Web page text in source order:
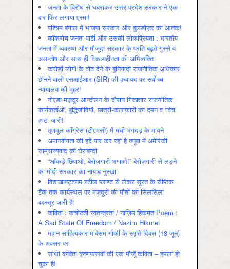
जनता के विरोध से घबराकर उत्तर प्रदेश सरकार ने एक
बार फिर लगाया एस्मा!
पश्चिम बंगाल में भाजपा सरकार और बुलडोज़र का आतंक!
कॉकरोच जनता पार्टी और उसकी लोकप्रियता : भारतीय
जनता में व्‍यवस्‍था और मौजूदा सरकार के प्रति बढ़ते गुस्‍से व
असन्‍तोष और साथ ही विकल्‍पहीनता की अभिव्‍यक्ति
करोड़ों लोगों के वोट देने के बुनियादी राजनीतिक अधिकार
छीनने वाली एसआईआर (SIR) की क़वायद पर सर्वोच्च
न्यायालय की मुहर!
नोएडा मज़दूर आन्दोलन के दौरान गिरफ़्तार राजनीतिक
कार्यकर्ताओं, बुद्धिजीवियों, छात्रों-कलाकारों का दमन व ‘विच
हण्ट’ जारी!
तृणमूल काँग्रेस (टीएमसी) में मची भगदड़ के मायने
अमानवीयता की हदें पार कर रही है क्यूबा में अमेरिकी
साम्राज्यवाद की घेराबन्दी
“आँकड़े छिपाओ, बेरोज़गारी भगाओ!” बेरोज़गारी से लड़ने
का मोदी सरकार का नायाब नुस्ख़ा
विशाखापट्टनम स्टील प्लाण्ट से लेकर सूरत के सेप्टिक
टैंक तक कार्यस्थल पर मज़दूरों की मौतों का सिलसिला
बदस्तूर जारी है!
कविता : कचोटती स्वतन्त्रता / नाज़िम हिकमत Poem :
A Sad State Of Freedom / Nazim Hikmet
महान साहित्यकार मक्सिम गोर्की के स्मृति दिवस (18 जून)
के अवसर पर
साथी कविता कृष्णपल्लवी की एक मौजूँ कविता – हमला हो
चुका है!